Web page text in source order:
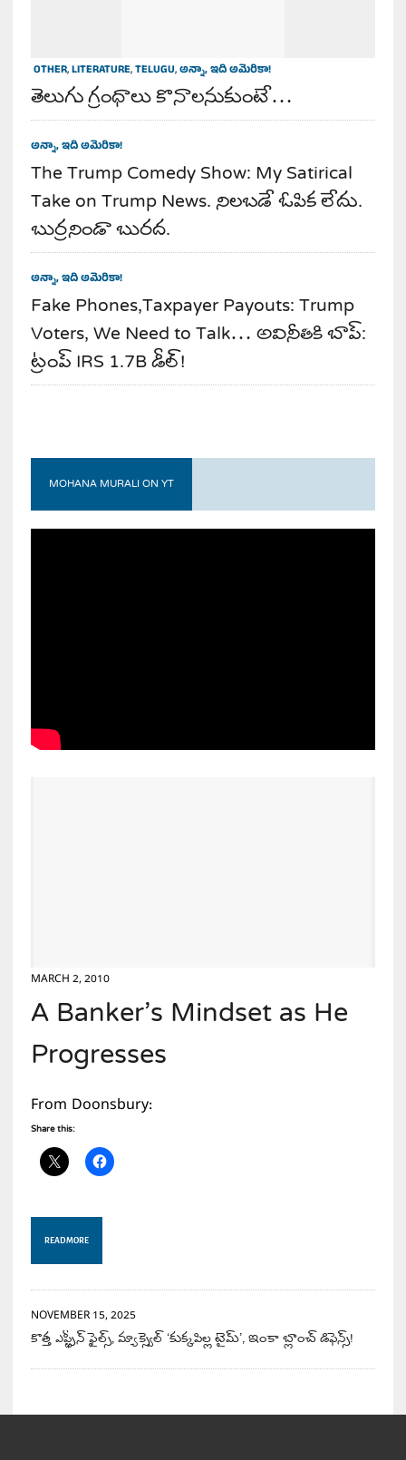
OTHER,LITERATURE,TELUGU,అన్నా, ఇది అమెరికా!
తెలుగు గ్రంధాలు కొనాలనుకుంటే…
అన్నా, ఇది అమెరికా!
The Trump Comedy Show: My Satirical
Take on Trump News. నిలబడే ఓపిక లేదు.
బుర్రనిండా బురద.
అన్నా, ఇది అమెరికా!
Fake Phones,Taxpayer Payouts: Trump
Voters, We Need to Talk… అవినీతికి బాప్:
ట్రంప్ IRS 1.7B డీల్!
MOHANA MURALI ON YT
MARCH 2, 2010
A Banker’s Mindset as He
Progresses
From Doonsbury:
Share this:
READ MORE
NOVEMBER 15, 2025
కొత్త ఎప్స్టీన్ ఫైల్స్, మ్యాక్స్వెల్ ‘కుక్కపిల్ల టైమ్’, ఇంకా బ్లాంచ్ డిఫెన్స్!